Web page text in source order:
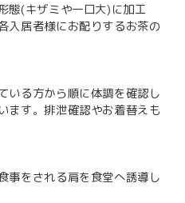
態(キザミや一口大)に加工
入居者様にお配りするお茶の
いる方から順に体調を確認し
ます。排泄確認やお着替えも
事をされる肩を食堂へ誘導し